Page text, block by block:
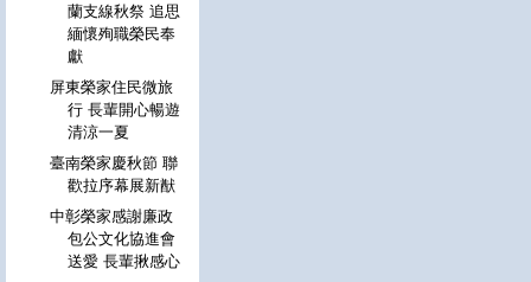
蘭支線秋祭 追思
緬懷殉職榮民奉
獻
屏東榮家住民微旅
行 長輩開心暢遊
清涼一夏
臺南榮家慶秋節 聯
歡拉序幕展新猷
中彰榮家感謝廉政
包公文化協進會
送愛 長輩揪感心